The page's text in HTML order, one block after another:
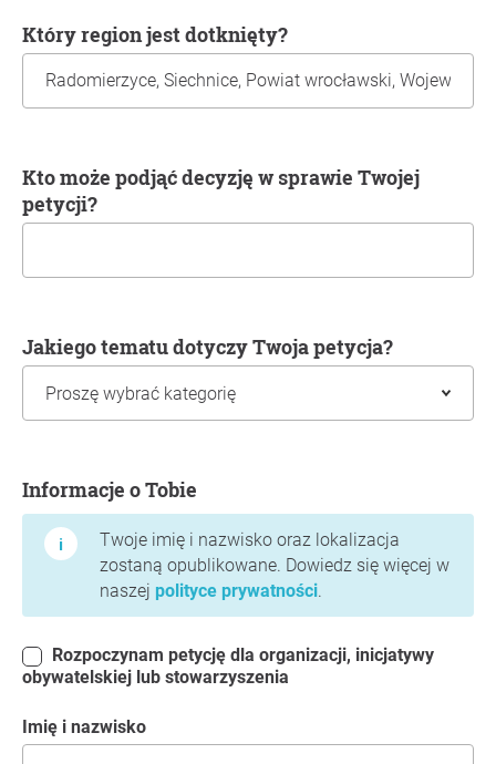
Który region jest dotknięty?
Kto może podjąć decyzję w sprawie Twojej
petycji?
Jakiego tematu dotyczy Twoja petycja?
Informacje o Tobie
Twoje imię i nazwisko oraz lokalizacja
zostaną opublikowane. Dowiedz się więcej w
naszej polityce prywatności.
obywatelskiej lub stowarzyszenia
Imię i nazwisko